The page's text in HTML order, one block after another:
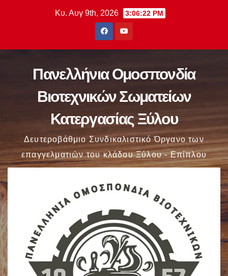
Κυ. Αυγ 9th, 2026 3:06:23 PM
Πανελλήνια Ομοσπονδία
Βιοτεχνικών Σωματείων
Κατεργασίας Ξύλου
Δευτεροβάθμιο Συνδικαλιστικό Όργανο των
επαγγελματιών του κλάδου Ξύλου - Επίπλου